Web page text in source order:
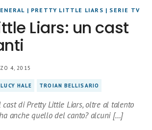
| PRETTY LITTLE LIARS | SERIE TV
Liars: un cast
4, 2015
LUCY HALE TROIAN BELLISARIO
cast di Pretty Little Liars, oltre al talento
anche quello del canto? alcuni […]